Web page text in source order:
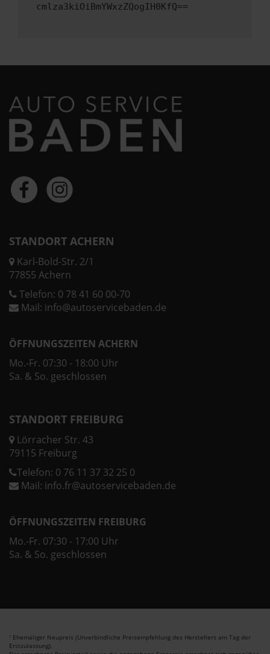
cmlza3kiOiBmYWxzZQogIH0KfQ==
STANDORT ACHERN
Karl-Bold-Str. 2/1
77855 Achern
Telefon: 0 78 41 60 00-70
Mail: info@autoservicebaden.de
ÖFFNUNGSZEITEN ACHERN
Mo.-Fr. 07:30 - 18:00 Uhr
Sa. & So. geschlossen
STANDORT FREIBURG
Lörracher Str. 43
79115 Freiburg
Telefon: 0 76 11 37 32 25 0
Mail: info.fr@autoservicebaden.de
ÖFFNUNGSZEITEN FREIBURG
Mo.-Fr. 07:30 - 17:00 Uhr
Sa. & So. geschlossen
1 Ehemaliger Neupreis (Unverbindliche Preisempfehlung des Herstellers am Tag der
Erstzulassung).